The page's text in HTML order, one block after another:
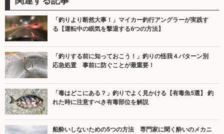
「釣りより断然大事！」マイカー釣行アングラーが実践す
る【運転中の眠気を撃退する6つの方法】
「釣りする前に知っておこう！」釣りの怪我４パターン別
応急処置 事前に防ぐことが最重要！
「毒はどこにある？」釣りでよく見かける【有毒魚5選】 釣
れた時に注意すべき有毒部位を解説
船酔いしないための5つの方法 専門家に聞く酔いのメカニ